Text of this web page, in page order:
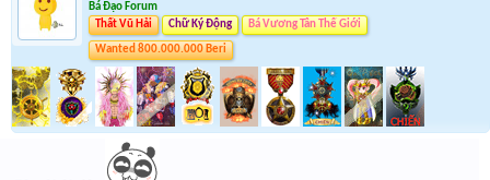
Bá Đạo Forum
Thất Vũ Hải
Chữ Ký Động Bá Vương Tân Thế Giới
Wanted 800.000.000 Beri